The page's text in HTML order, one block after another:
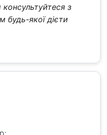
з
будь-якої дієти